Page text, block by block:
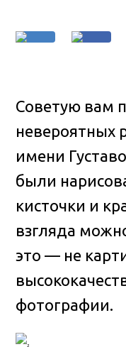
Советую вам
невероятных
имени
были
кисточки и
взгляда
это — не
фотографии.